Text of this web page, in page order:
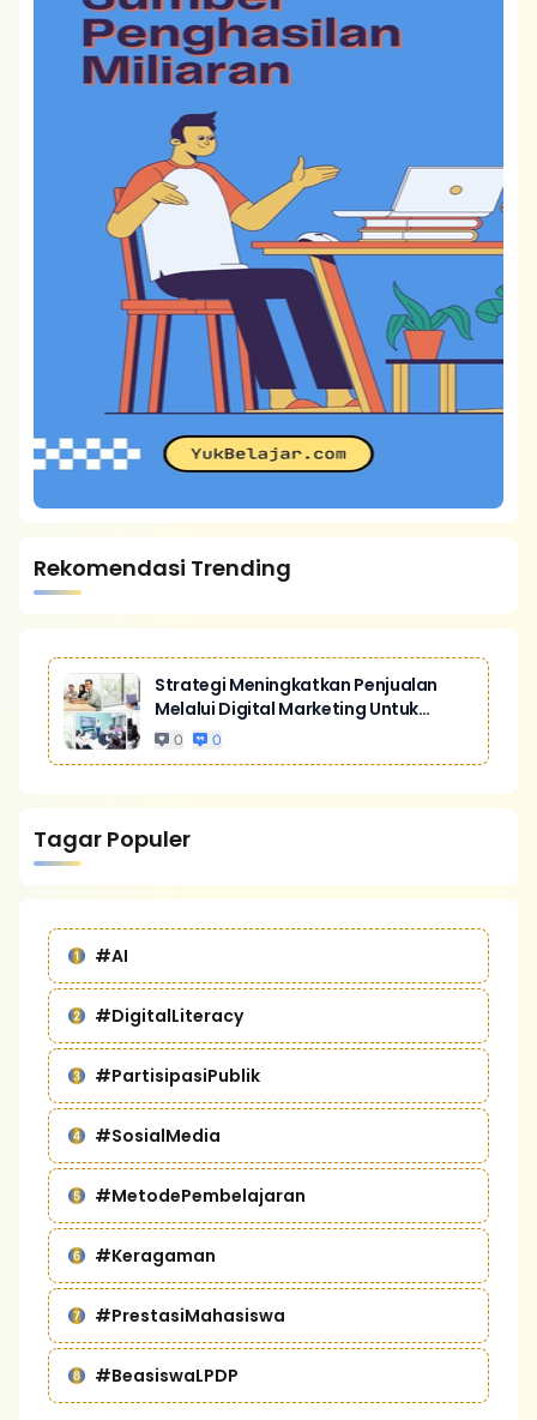
Rekomendasi Trending
Strategi Meningkatkan Penjualan
Melalui Digital Marketing Untuk
Bisnis Yang Lebih Kompetitif
0 0
Tagar Populer
#AI
#DigitalLiteracy
#PartisipasiPublik
#SosialMedia
#MetodePembelajaran
#Keragaman
#PrestasiMahasiswa
#BeasiswaLPDP